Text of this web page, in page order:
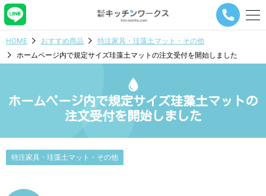
メ
ナ
ー
シ
ボ
HOME おすすめ商品
特注家具・珪藻土マット・その他
ホームページ内で規定サイズ珪藻土マットの注文受付を開始しました
ホームページ内で規定サイズ珪藻土マットの
注文受付を開始しました
特注家具・珪藻土マット・その他